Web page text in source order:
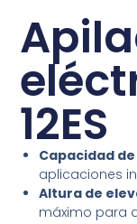
12ES
Capacidad
aplicaciones
Altura de
máximo para